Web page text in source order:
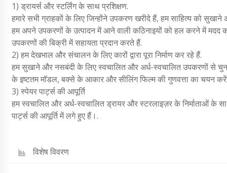
1) ड्रायर्स और स्टर्लिंग के साथ प्रशिक्षण.
हमारे सभी ग्राहकों के लिए जिन्होंने उपकरण खरीदे हैं, हम साहित्य को
हम अपने उपकरणों के उत्पादन में आने वाली कठिनाइयों को हल करने में मदद
उपकरणों की बिक्री में सहायता प्रदान करते हैं.
2) हम देखभाल और संचालन के लिए कारों द्वारा पूरा निर्माण कर रहे हैं.
हम सुखाने और नसबंदी के लिए स्वचालित और अर्ध-स्वचालित उपकरणों से
के इष्टतम मॉडल, बक्से के आकार और सीलिंग फिल्म की गुणवत्ता का चयन
3) स्पेयर पार्ट्स की आपूर्ति
हम स्वचालित और अर्ध-स्वचालित ड्रायर और स्टरलाइज़र के निर्माताओं के
पार्ट्स की आपूर्ति में लगे हुए हैं।.
विशेष विवरण